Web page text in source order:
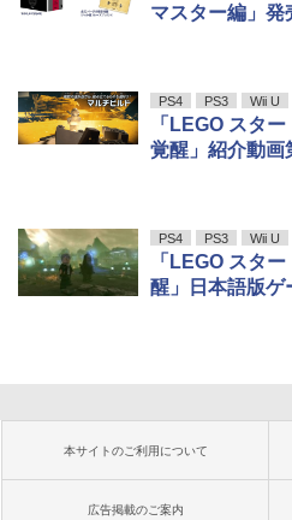
マスター編」発
PS4 PS3 Wii U
「LEGO スタ
覚醒」紹介動画
PS4 PS3 Wii U
「LEGO スタ
醒」日本語版ゲ
本サイトのご利用について
広告掲載のご案内